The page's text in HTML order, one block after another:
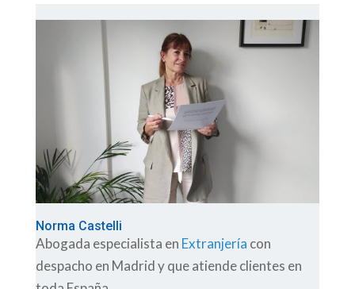
Norma Castelli
Abogada especialista en Extranjería con
despacho en Madrid y que atiende clientes en